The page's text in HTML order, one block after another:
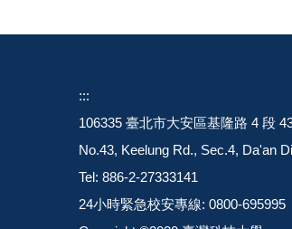
:::
106335 臺北
No.43, Keelung Rd., Sec.4,
Tel: 886-2-
24小時緊急校安專線: